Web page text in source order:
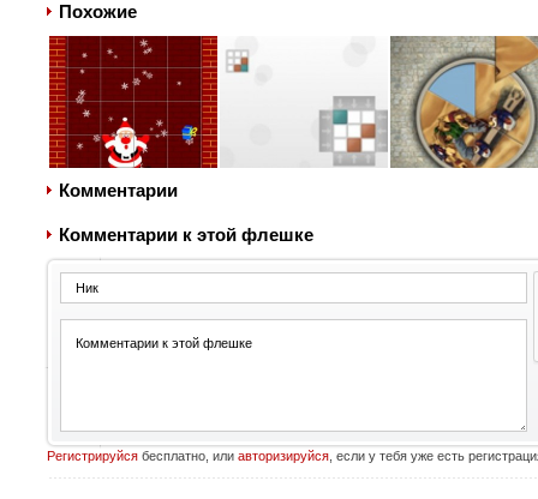
Похожие
Комментарии
Комментарии к этой флешке
Регистрируйсябесплатно, или авторизируйся, если у тебя уже есть